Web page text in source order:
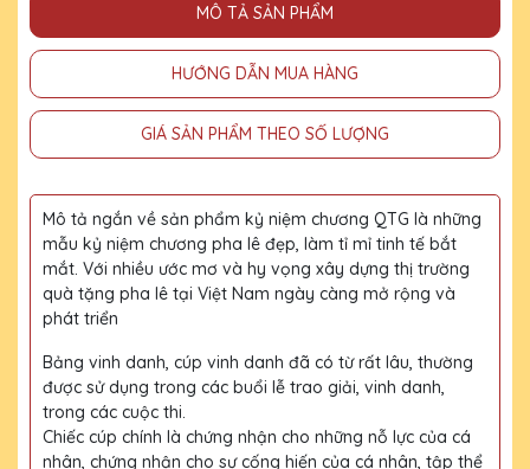
MÔ TẢ SẢN PHẨM
HƯỚNG DẪN MUA HÀNG
GIÁ SẢN PHẨM THEO SỐ LƯỢNG
Mô tả ngắn về sản phẩm kỷ niệm chương QTG là những
mẫu kỷ niệm chương pha lê đẹp, làm tỉ mỉ tinh tế bắt
mắt. Với nhiều ước mơ và hy vọng xây dựng thị trường
quà tặng pha lê tại Việt Nam ngày càng mở rộng và
phát triển
Bảng vinh danh, cúp vinh danh đã có từ rất lâu, thường
được sử dụng trong các buổi lễ trao giải, vinh danh,
trong các cuộc thi.
Chiếc cúp chính là chứng nhận cho những nỗ lực của cá
nhân, chứng nhận cho sự cống hiến của cá nhân, tập thể